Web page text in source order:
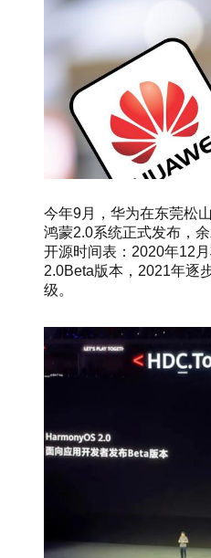
今年9月，华为在东莞松
鸿蒙2.0系统正式发布，
开源时间表：2020年12
2.0Beta版本，2021年逐
级。